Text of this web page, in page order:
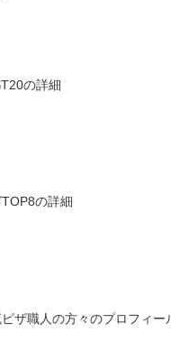
の詳細
の詳細
ザ職人の方々のプロフィー